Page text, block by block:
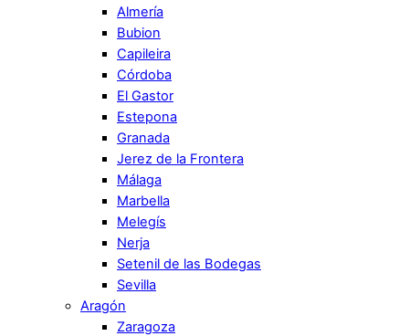
Almería
Bubion
Capileira
Córdoba
El Gastor
Estepona
Granada
Jerez de la Frontera
Málaga
Marbella
Melegís
Nerja
Setenil de las Bodegas
Sevilla
Aragón
Zaragoza